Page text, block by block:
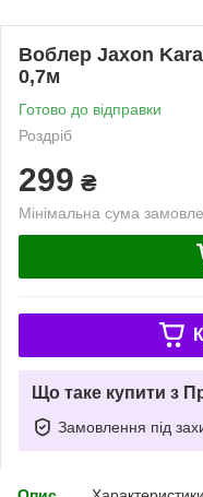
Воблер Jaxon
0,7м
Готово до відправки
Роздріб
299 ₴
Мінімальна сума
Що таке купити з
Замовлення під